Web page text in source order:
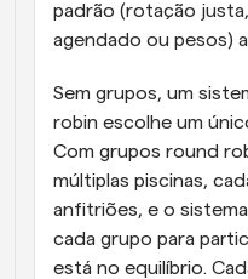
padrão (rotação
agendado ou pesos)
Sem grupos, um
robin escolhe um
Com grupos round
múltiplas piscinas,
anfitriões, e o
cada grupo para
está no equilíbrio.